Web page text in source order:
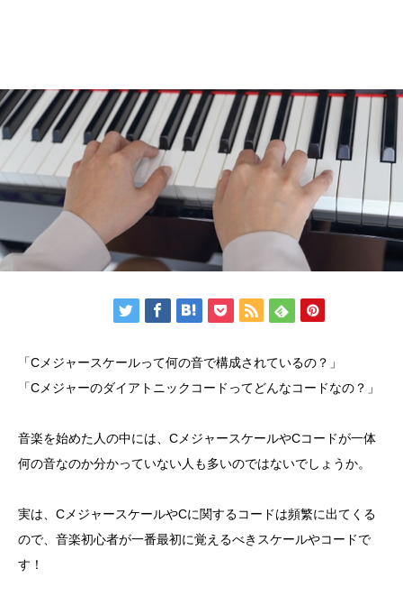
「Cメジャースケールって何の音で構成されているの？」
「Cメジャーのダイアトニックコードってどんなコードなの？」
音楽を始めた人の中には、CメジャースケールやCコードが一体
何の音なのか分かっていない人も多いのではないでしょうか。
実は、CメジャースケールやCに関するコードは頻繁に出てくる
ので、音楽初心者が一番最初に覚えるべきスケールやコードで
す！